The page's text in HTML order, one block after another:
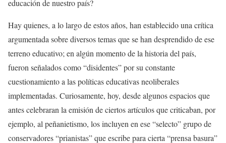
educación de nuestro país?
Hay quienes, a lo largo de estos años, han establecido una crítica
argumentada sobre diversos temas que se han desprendido de ese
terreno educativo; en algún momento de la historia del país,
fueron señalados como “disidentes” por su constante
cuestionamiento a las políticas educativas neoliberales
implementadas. Curiosamente, hoy, desde algunos espacios que
antes celebraran la emisión de ciertos artículos que criticaban, por
ejemplo, al peñanietismo, los incluyen en ese “selecto” grupo de
conservadores “prianistas” que escribe para cierta “prensa basura”